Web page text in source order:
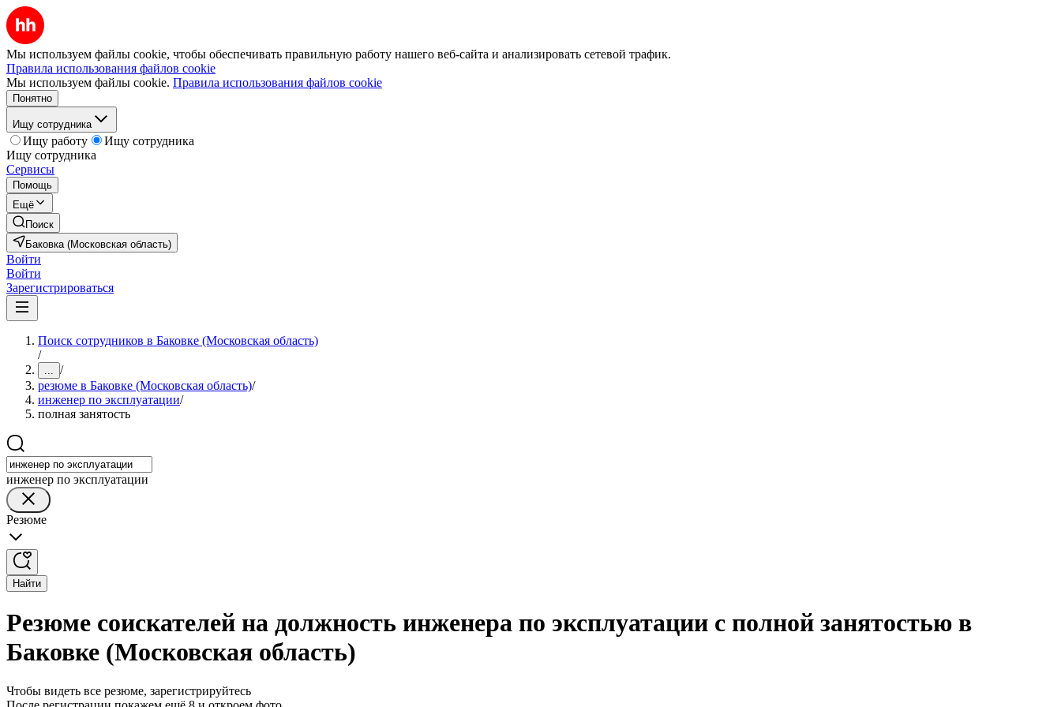
Мы используем файлы cookie, чтобы обеспечивать правильную работу нашего веб-сайта и анализировать сетевой трафик.
Правила использования файлов cookie
Мы используем файлы cookie. Правила использования файлов cookie
Понятно
Ищу сотрудника
Ищу работу
Ищу сотрудника
Ищу сотрудника
Сервисы
Помощь
Ещё
Поиск
Баковка (Московская область)
Войти
Войти
Зарегистрироваться
Поиск сотрудников в Баковке (Московская область)
/
... /
резюме в Баковке (Московская область)/
инженер по эксплуатации/
полная занятость
инженер по эксплуатации
Резюме
Найти
Резюме соискателей на должность инженера по эксплуатации с полной занятостью в
Баковке (Московская область)
Чтобы видеть все резюме, зарегистрируйтесь